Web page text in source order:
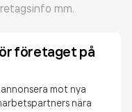
mm.
företaget på
mot nya
nära